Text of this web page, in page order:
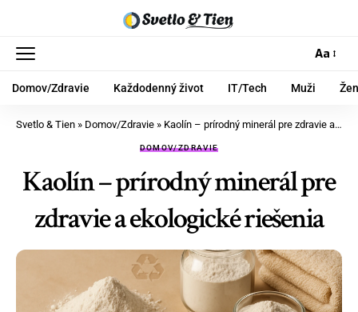
Aa
Domov/Zdravie Každodenný život IT/Tech Muži
Svetlo & Tien » Domov/Zdravie » Kaolín – prírodný minerál pre zdravie a ekologické riešenia
DOMOV/ZDRAVIE
Kaolín – prírodný minerál pre
zdravie a ekologické riešenia